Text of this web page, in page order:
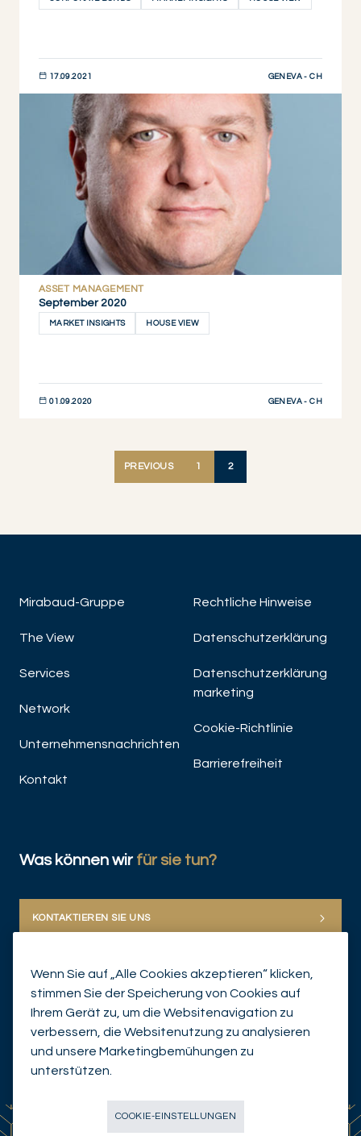
17.09.2021 GENEVA - CH
JETZT ENTDECKEN
ASSET MANAGEMENT
September 2020
MARKET INSIGHTS HOUSE VIEW
01.09.2020 GENEVA - CH
PREVIOUS 1 2
Mirabaud-Gruppe
The View
Services
Network
Unternehmensnachrichten
Kontakt
Rechtliche Hinweise
Datenschutzerklärung
Datenschutzerklärung
marketing
Cookie-Richtlinie
Barrierefreiheit
Was können wir für sie tun?
KONTAKTIEREN SIE UNS
Wenn Sie auf „Alle Cookies akzeptieren“ klicken,
stimmen Sie der Speicherung von Cookies auf
Ihrem Gerät zu, um die Websitenavigation zu
verbessern, die Websitenutzung zu analysieren
und unsere Marketingbemühungen zu
unterstützen.
COOKIE-EINSTELLUNGEN